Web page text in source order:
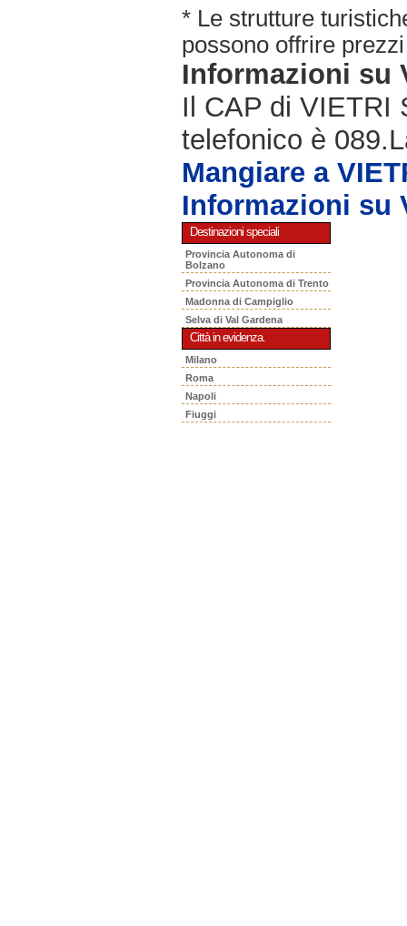
* Le strutture
possono offrire
Informazioni su
Il CAP di VIETRI
telefonico è
Mangiare a
Informazioni su
Destinazioni speciali
Provincia Autonoma di
Bolzano
Provincia Autonoma di Trento
Madonna di Campiglio
Selva di Val Gardena
Città in evidenza.
Milano
Roma
Napoli
Fiuggi